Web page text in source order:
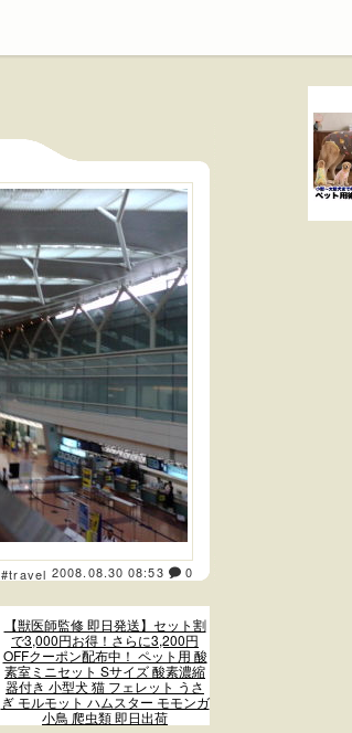
#travel 2008.08.30 08:53 0
【獣医師監修 即日発送】セット割
で3,000円お得！さらに3,200円
OFFクーポン配布中！ ペット用 酸
素室ミニセット Sサイズ 酸素濃縮
器付き 小型犬 猫 フェレット うさ
ぎ モルモット ハムスター モモンガ
小鳥 爬虫類 即日出荷